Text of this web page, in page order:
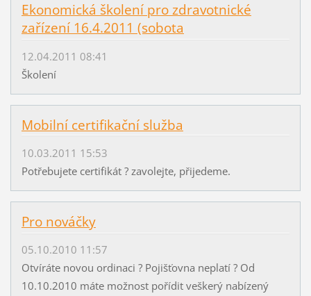
Ekonomická školení pro zdravotnické
zařízení 16.4.2011 (sobota
12.04.2011 08:41
Školení
Mobilní certifikační služba
10.03.2011 15:53
Potřebujete certifikát ? zavolejte, přijedeme.
Pro nováčky
05.10.2010 11:57
Otvíráte novou ordinaci ? Pojišťovna neplatí ? Od
10.10.2010 máte možnost pořídit veškerý nabízený